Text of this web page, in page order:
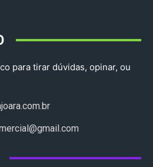
para tirar dúvidas, opinar, ou